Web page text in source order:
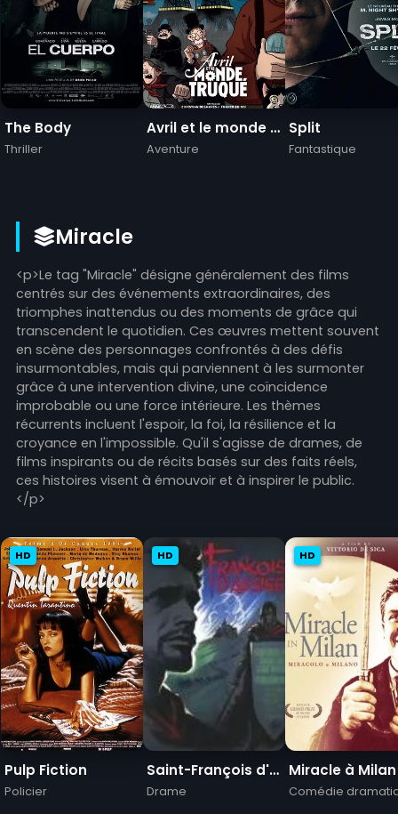
The Body
Thriller
Avril et le monde truqué
Aventure
Split
Fantastique
Miracle
<p>Le tag "Miracle" désigne généralement des films
centrés sur des événements extraordinaires, des
triomphes inattendus ou des moments de grâce qui
transcendent le quotidien. Ces œuvres mettent souvent
en scène des personnages confrontés à des défis
insurmontables, mais qui parviennent à les surmonter
grâce à une intervention divine, une coïncidence
improbable ou une force intérieure. Les thèmes
récurrents incluent l'espoir, la foi, la résilience et la
croyance en l'impossible. Qu'il s'agisse de drames, de
films inspirants ou de récits basés sur des faits réels,
ces histoires visent à émouvoir et à inspirer le public.
</p>
HD
Pulp Fiction
Policier
HD
Saint-François d'Assise
Drame
HD
Miracle à Milan
Comédie